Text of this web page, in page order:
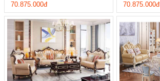
70.875.000đ 70.875.000đ